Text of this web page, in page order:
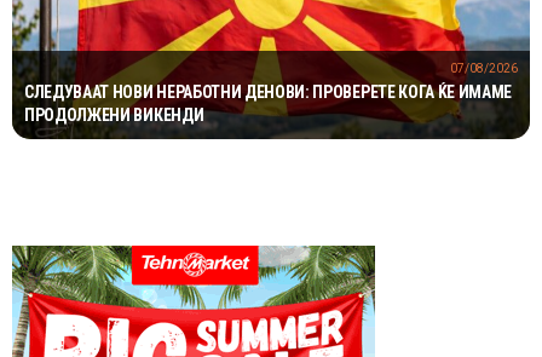
СЛЕДУВААТ НОВИ НЕРАБОТНИ ДЕНОВИ: ПРОВЕРЕТЕ КОГА ЌЕ ИМАМЕ
ПРОДОЛЖЕНИ ВИКЕНДИ
07/08/2026